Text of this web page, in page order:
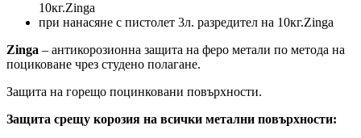
10кг.Zinga
при нанасяне с пистолет 3л. разредител на 10кг.Zinga
Zinga – антикорозионна защита на феро метали по метода на
поциковане чрез студено полагане.
Защита на горещо поцинковани повърхности.
Защита срещу корозия на всички метални повърхности: